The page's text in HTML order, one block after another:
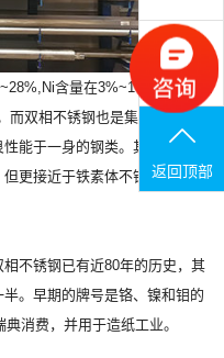
含量在3%~10%.有些钢
双相不锈钢也是集优秀耐腐
能于一身的钢类。其物理性能
更接近于铁素体不锈钢和碳
不锈钢已有近80年的历史，其
。早期的牌号是铬、镍和钼的
消费，并用于造纸工业。
联系电话
返回顶部